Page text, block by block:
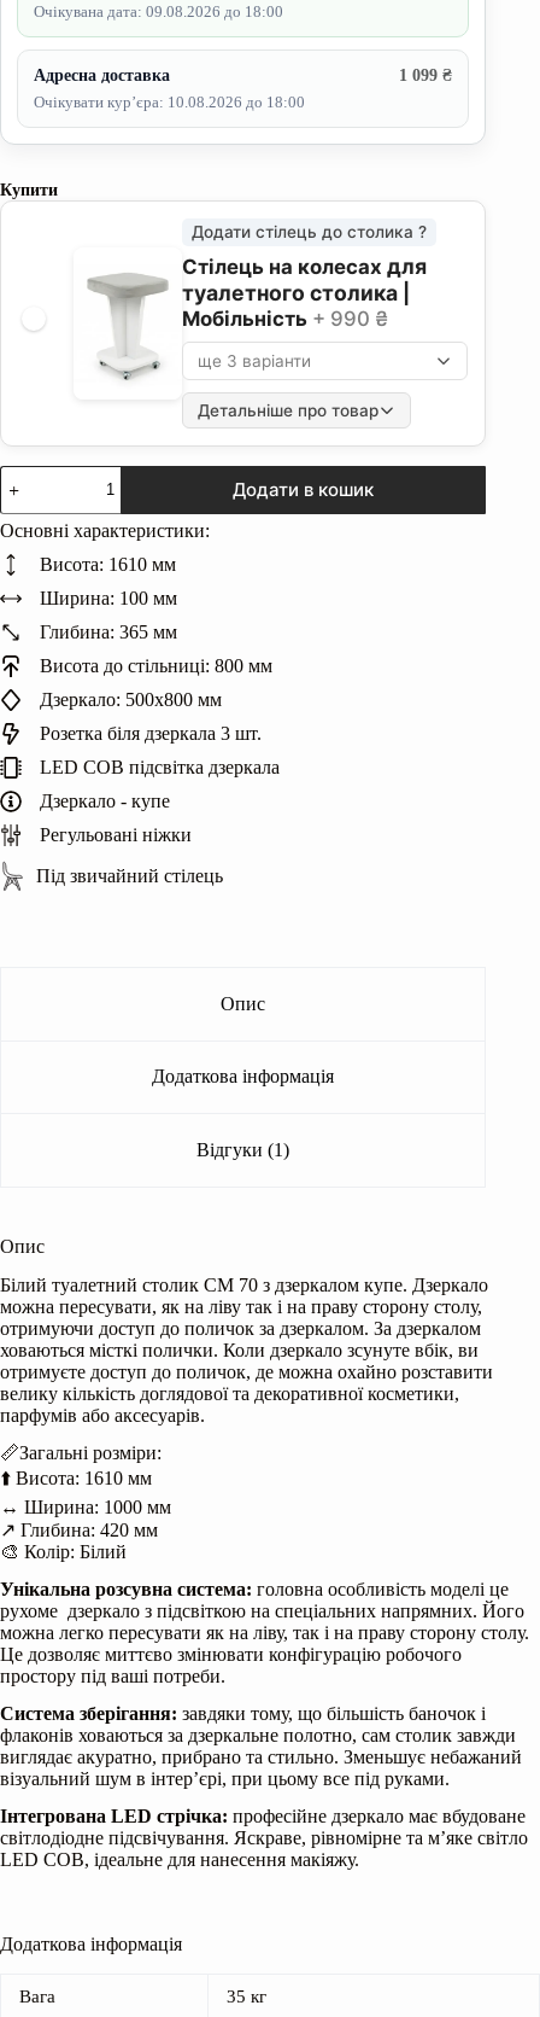
Очікувана дата: 09.08.2026 до 18:00
Адресна доставка
1 099 ₴
Очікувати кур’єра: 10.08.2026 до 18:00
Купити
Додати стілець до столика ?
Стілець на колесах для
туалетного столика
Мобільність + 990 ₴
ще 3 варіанти
Детальніше про товар
Туалетний
столик
з
професійним
LED
COB
дзеркалом
Додати в кошик
Основні характеристики:
Висота: 1610 мм
Ширина: 100 мм
Глибина: 365 мм
Висота до стільниці: 800 мм
Дзеркало: 500х800 мм
Розетка біля дзеркала 3 шт.
LED COB підсвітка дзеркала
Дзеркало - купе
Регульовані ніжки
Під звичайний стілець
Опис
Додаткова інформація
Відгуки (1)
Опис
Білий туалетний столик СМ 70 з дзеркалом купе. Дзеркало
можна пересувати, як на ліву так і на праву сторону столу,
отримуючи доступ до поличок за дзеркалом. За дзеркалом
ховаються місткі полички. Коли дзеркало зсунуте вбік, ви
отримуєте доступ до поличок, де можна охайно розставити
велику кількість доглядової та декоративної косметики,
парфумів або аксесуарів.
📏Загальні розміри:
⬆️ Висота: 1610 мм
↔️ Ширина: 1000 мм
↗️ Глибина: 420 мм
🎨 Колір: Білий
Унікальна розсувна система: головна особливість моделі це
рухоме дзеркало з підсвіткою на спеціальних напрямних. Його
можна легко пересувати як на ліву, так і на праву сторону столу.
Це дозволяє миттєво змінювати конфігурацію робочого
простору під ваші потреби.
Система зберігання: завдяки тому, що більшість баночок і
флаконів ховаються за дзеркальне полотно, сам столик завжди
виглядає акуратно, прибрано та стильно. Зменьшує небажаний
візуальний шум в інтер’єрі, при цьому все під руками.
Інтегрована LED стрічка: професійне дзеркало має вбудоване
світлодіодне підсвічування. Яскраве, рівномірне та м’яке світло
LED COB, ідеальне для нанесення макіяжу.
Додаткова інформація
Вага 35 кг